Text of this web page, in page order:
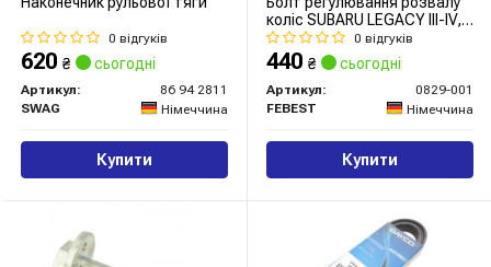
0 відгуків
620 ₴ сьогодні
Артикул:
86 94 2811
SWAG
Німеччина
Купити
коліс SUBARU LEGACY III-IV,
IMPREZA 98-13 (Вир-во
FEBEST)
0 відгуків
440 ₴ сьогодні
Артикул:
0829-001
FEBEST
Німеччина
Купити